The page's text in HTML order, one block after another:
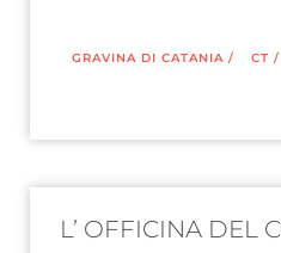
GRAVINA DI CATANIA / CT /
L’ OFFICINA DEL